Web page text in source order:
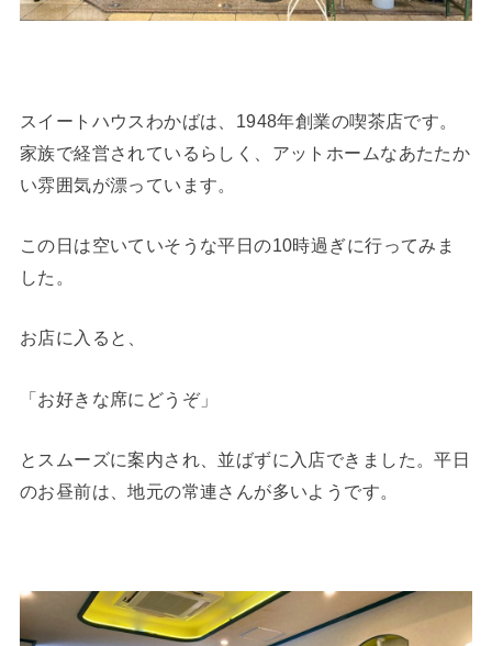
スイートハウスわかばは、1948年創業の喫茶店です。
家族で経営されているらしく、アットホームなあたたか
い雰囲気が漂っています。
この日は空いていそうな平日の10時過ぎに行ってみま
した。
お店に入ると、
「お好きな席にどうぞ」
とスムーズに案内され、並ばずに入店できました。平日
のお昼前は、地元の常連さんが多いようです。